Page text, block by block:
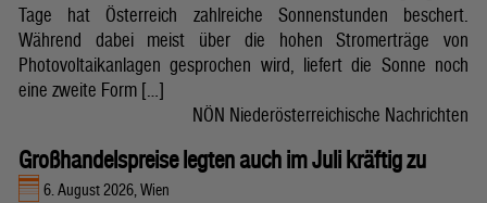
Tage hat Österreich zahlreiche Sonnenstunden beschert.
Während dabei meist über die hohen Stromerträge von
Photovoltaikanlagen gesprochen wird, liefert die Sonne noch
eine zweite Form […]
NÖN Niederösterreichische Nachrichten
Großhandelspreise legten auch im Juli kräftig zu
6. August 2026, Wien